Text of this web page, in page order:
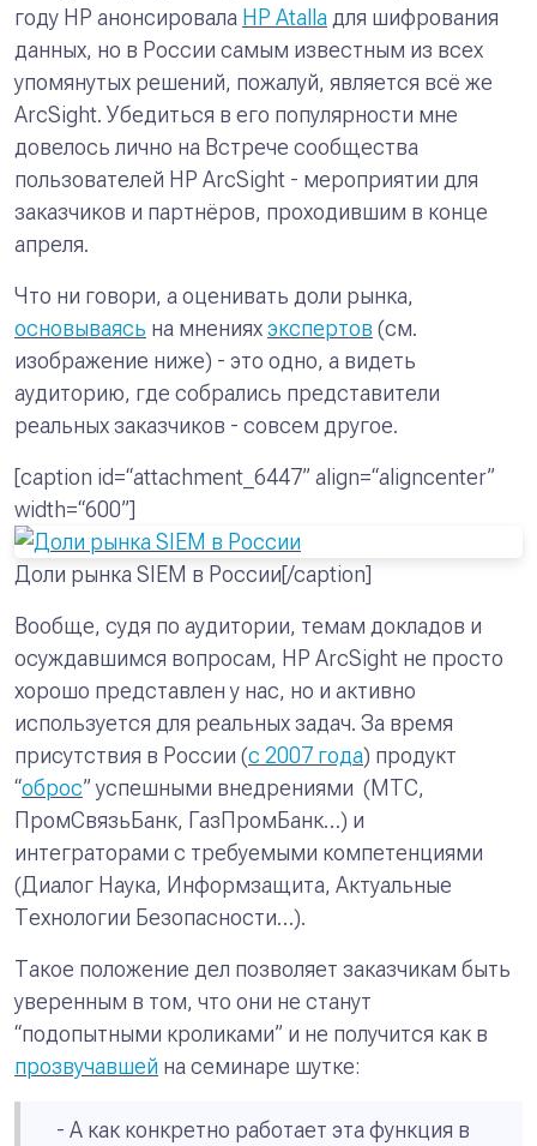
году HP анонсировала HP Atalla для шифрования
данных, но в России самым известным из всех
упомянутых решений, пожалуй, является всё же
ArcSight. Убедиться в его популярности мне
довелось лично на Встрече сообщества
пользователей HP ArcSight - мероприятии для
заказчиков и партнёров, проходившим в конце
апреля.
Что ни говори, а оценивать доли рынка,
основываясь на мненияхэкспертов (см.
изображение ниже) - это одно, а видеть
аудиторию, где собрались представители
реальных заказчиков - совсем другое.
[caption id=“attachment_6447” align=“aligncenter”
width=“600”]
Доли рынка SIEM в России[/caption]
Вообще, судя по аудитории, темам докладов и
осуждавшимся вопросам, HP ArcSight не просто
хорошо представлен у нас, но и активно
используется для реальных задач. За время
присутствия в России (с 2007 года) продукт
“оброс” успешными внедрениями (МТС,
ПромСвязьБанк, ГазПромБанк…) и
интеграторами с требуемыми компетенциями
(Диалог Наука, Информзащита, Актуальные
Технологии Безопасности…).
Такое положение дел позволяет заказчикам быть
уверенным в том, что они не станут
“подопытными кроликами” и не получится как в
прозвучавшей на семинаре шутке:
- А как конкретно работает эта функция в